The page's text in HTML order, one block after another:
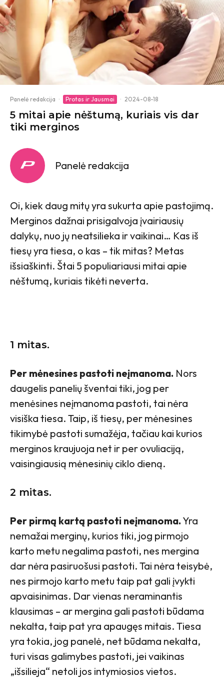
Panelė redakcija · Protas ir Jausmai · 2024-08-18
5 mitai apie nėštumą, kuriais vis dar
tiki merginos
Panelė redakcija
Oi, kiek daug mitų yra sukurta apie pastojimą.
Merginos dažnai prisigalvoja įvairiausių
dalykų, nuo jų neatsilieka ir vaikinai… Kas iš
tiesų yra tiesa, o kas – tik mitas? Metas
išsiaškinti. Štai 5 populiariausi mitai apie
nėštumą, kuriais tikėti neverta.
1 mitas.
Per mėnesines pastoti neįmanoma. Nors
daugelis panelių šventai tiki, jog per
menėsines neįmanoma pastoti, tai nėra
visiška tiesa. Taip, iš tiesų, per mėnesines
tikimybė pastoti sumažėja, tačiau kai kurios
merginos kraujuoja net ir per ovuliaciją,
vaisingiausią mėnesinių ciklo dieną.
2 mitas.
Per pirmą kartą pastoti neįmanoma. Yra
nemažai merginų, kurios tiki, jog pirmojo
karto metu negalima pastoti, nes mergina
dar nėra pasiruošusi pastoti. Tai nėra teisybė,
nes pirmojo karto metu taip pat gali įvykti
apvaisinimas. Dar vienas neraminantis
klausimas – ar mergina gali pastoti būdama
nekalta, taip pat yra apaugęs mitais. Tiesa
yra tokia, jog panelė, net būdama nekalta,
turi visas galimybes pastoti, jei vaikinas
„išsilieja“ netoli jos intymiosios vietos.